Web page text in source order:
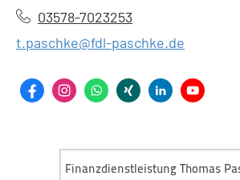
03578-7023253
t.paschke@fdl-paschke.de